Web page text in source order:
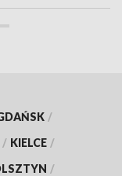
/
/ KIELCE /
/